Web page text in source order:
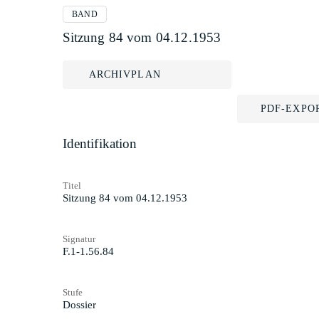
BAND
Sitzung 84 vom 04.12.1953
ARCHIVPLAN
PDF-
Identifikation
Titel
Sitzung 84 vom 04.12.1953
Signatur
F.1-1.56.84
Stufe
Dossier